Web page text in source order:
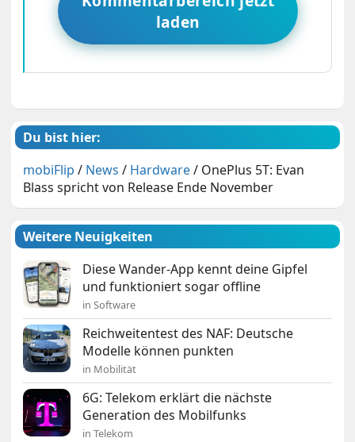
laden
Du bist hier:
mobiFlip / News / Hardware/ OnePlus 5T: Evan
Blass spricht von Release Ende November
Weitere Neuigkeiten
Diese Wander-App kennt deine Gipfel
und funktioniert sogar offline
in Software
Reichweitentest des NAF: Deutsche
Modelle können punkten
in Mobilität
6G: Telekom erklärt die nächste
Generation des Mobilfunks
in Telekom